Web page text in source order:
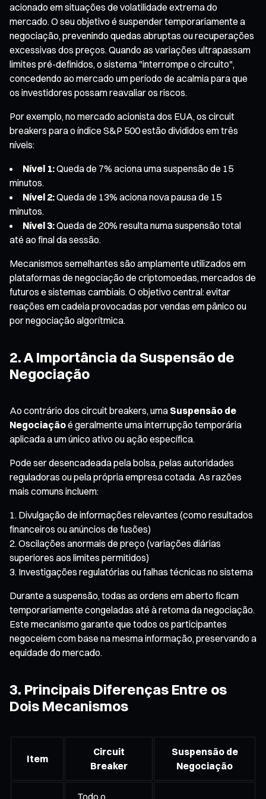
acionado em situações de volatilidade extrema do
mercado. O seu objetivo é suspender temporariamente a
negociação, prevenindo quedas abruptas ou recuperações
excessivas dos preços. Quando as variações ultrapassam
limites pré-definidos, o sistema "interrompe o circuito",
concedendo ao mercado um período de acalmia para que
os investidores possam reavaliar os riscos.
Por exemplo, no mercado acionista dos EUA, os circuit
breakers para o índice S&P 500 estão divididos em três
níveis:
Nível 1:Queda de 7% aciona uma suspensão de 15
minutos.
Nível 2:Queda de 13% aciona nova pausa de 15
minutos.
Nível 3:Queda de 20% resulta numa suspensão total
até ao final da sessão.
Mecanismos semelhantes são amplamente utilizados em
plataformas de negociação de criptomoedas, mercados de
futuros e sistemas cambiais. O objetivo central: evitar
reações em cadeia provocadas por vendas em pânico ou
por negociação algorítmica.
2. A Importância da Suspensão de
Negociação
Ao contrário dos circuit breakers, uma Suspensão de
Negociaçãoé geralmente uma interrupção temporária
aplicada a um único ativo ou ação específica.
Pode ser desencadeada pela bolsa, pelas autoridades
reguladoras ou pela própria empresa cotada. As razões
mais comuns incluem:
Divulgação de informações relevantes (como resultados
financeiros ou anúncios de fusões)
Oscilações anormais de preço (variações diárias
superiores aos limites permitidos)
Investigações regulatórias ou falhas técnicas no sistema
Durante a suspensão, todas as ordens em aberto ficam
temporariamente congeladas até à retoma da negociação.
Este mecanismo garante que todos os participantes
negoceiem com base na mesma informação, preservando a
equidade do mercado.
3. Principais Diferenças Entre os
Dois Mecanismos
Item
Circuit
Breaker
Suspensão de
Negociação
Todo o